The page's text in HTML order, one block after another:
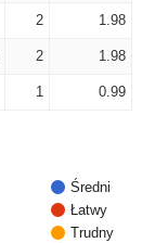
2 1.98
2 1.98
1 0.99
Średni
Łatwy
Trudny